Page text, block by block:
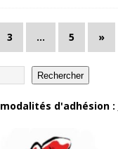
3 … 5 »
Rechercher
d'adhésion :